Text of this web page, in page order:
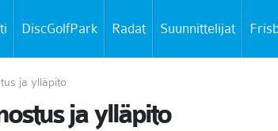
DiscGolfPark Radat Suunnittelijat
ja ylläpito
ja ylläpito